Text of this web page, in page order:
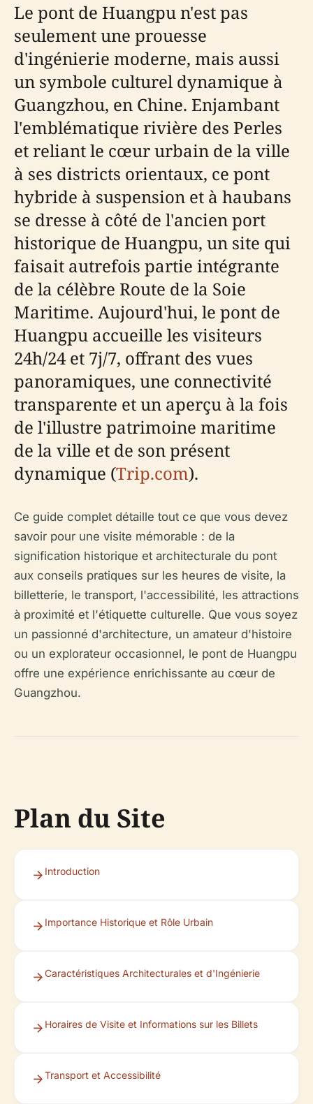
Le pont de Huangpu n'est pas
seulement une prouesse
d'ingénierie moderne, mais aussi
un symbole culturel dynamique à
Guangzhou, en Chine. Enjambant
l'emblématique rivière des Perles
et reliant le cœur urbain de la ville
à ses districts orientaux, ce pont
hybride à suspension et à haubans
se dresse à côté de l'ancien port
historique de Huangpu, un site qui
faisait autrefois partie intégrante
de la célèbre Route de la Soie
Maritime. Aujourd'hui, le pont de
Huangpu accueille les visiteurs
24h/24 et 7j/7, offrant des vues
panoramiques, une connectivité
transparente et un aperçu à la fois
de l'illustre patrimoine maritime
de la ville et de son présent
dynamique (Trip.com).
Ce guide complet détaille tout ce que vous devez
savoir pour une visite mémorable : de la
signification historique et architecturale du pont
aux conseils pratiques sur les heures de visite, la
billetterie, le transport, l'accessibilité, les attractions
à proximité et l'étiquette culturelle. Que vous soyez
un passionné d'architecture, un amateur d'histoire
ou un explorateur occasionnel, le pont de Huangpu
offre une expérience enrichissante au cœur de
Guangzhou.
Plan du Site
Introduction
Importance Historique et Rôle Urbain
Caractéristiques Architecturales et d'Ingénierie
Horaires de Visite et Informations sur les Billets
Transport et Accessibilité